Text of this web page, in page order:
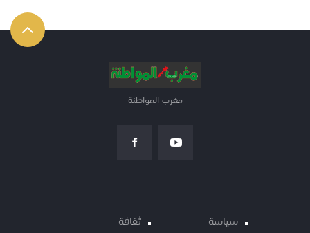
مغرب المواطنة
سياسة
ثقافة